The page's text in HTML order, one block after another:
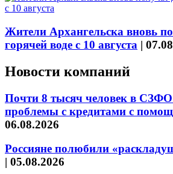
Жители Архангельска вновь
горячей воде с 10 августа |
Новости компаний
Почти 8 тысяч человек в
проблемы с кредитами с
06.08.2026
Россияне полюбили
| 05.08.2026